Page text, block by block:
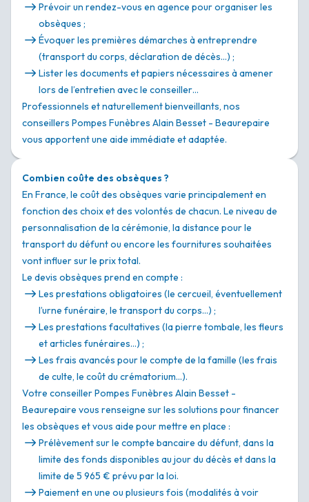
Prévoir un rendez-vous en agence pour organiser les
obsèques ;
Évoquer les premières démarches à entreprendre
(transport du corps, déclaration de décès…) ;
Lister les documents et papiers nécessaires à amener
lors de l’entretien avec le conseiller…
Professionnels et naturellement bienveillants, nos
conseillers Pompes Funèbres Alain Besset - Beaurepaire
vous apportent une aide immédiate et adaptée.
Combien coûte des obsèques ?
En France, le coût des obsèques varie principalement en
fonction des choix et des volontés de chacun. Le niveau de
personnalisation de la cérémonie, la distance pour le
transport du défunt ou encore les fournitures souhaitées
vont influer sur le prix total.
Le devis obsèques prend en compte :
Les prestations obligatoires (le cercueil, éventuellement
l’urne funéraire, le transport du corps…) ;
Les prestations facultatives (la pierre tombale, les fleurs
et articles funéraires…) ;
Les frais avancés pour le compte de la famille (les frais
de culte, le coût du crématorium…).
Votre conseiller Pompes Funèbres Alain Besset -
Beaurepaire vous renseigne sur les solutions pour financer
les obsèques et vous aide pour mettre en place :
Prélèvement sur le compte bancaire du défunt, dans la
limite des fonds disponibles au jour du décès et dans la
limite de 5 965 € prévu par la loi.
Paiement en une ou plusieurs fois (modalités à voir